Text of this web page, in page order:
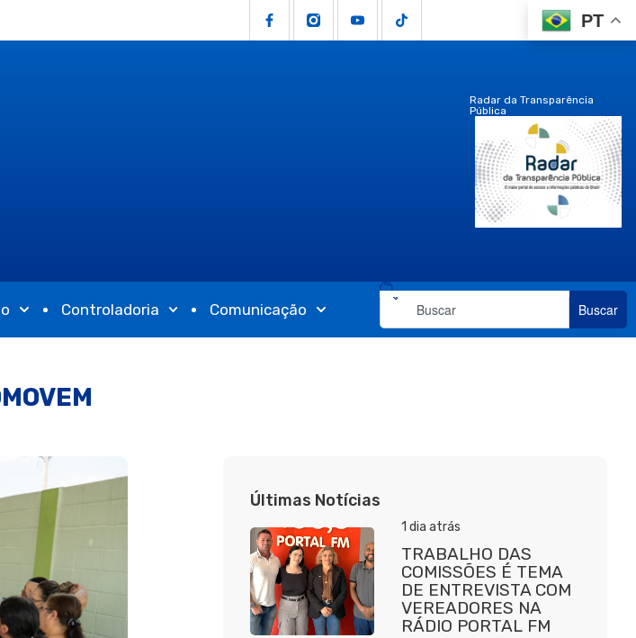
PT
Radar da Transparência
Pública
Controladoria Comunicação Buscar
Últimas Notícias
1 dia atrás
TRABALHO DAS
COMISSÕES É TEMA
DE ENTREVISTA COM
VEREADORES NA
RÁDIO PORTAL FM